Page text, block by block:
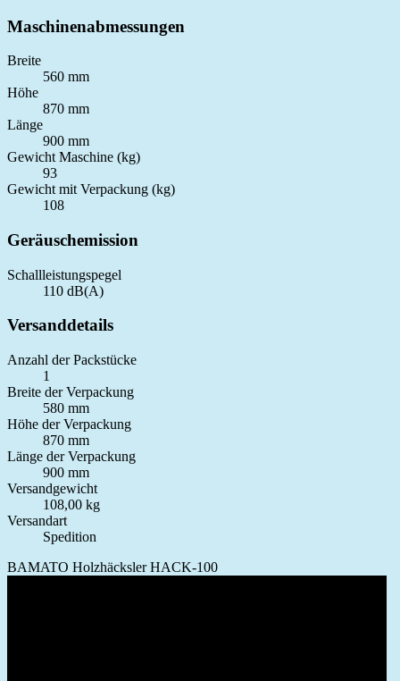
Maschinenabmessungen
Breite
560 mm
Höhe
870 mm
Länge
900 mm
Gewicht Maschine (kg)
93
Gewicht mit Verpackung (kg)
108
Geräuschemission
Schallleistungspegel
110 dB(A)
Versanddetails
Anzahl der Packstücke
1
Breite der Verpackung
580 mm
Höhe der Verpackung
870 mm
Länge der Verpackung
900 mm
Versandgewicht
108,00 kg
Versandart
Spedition
BAMATO Holzhäcksler HACK-100